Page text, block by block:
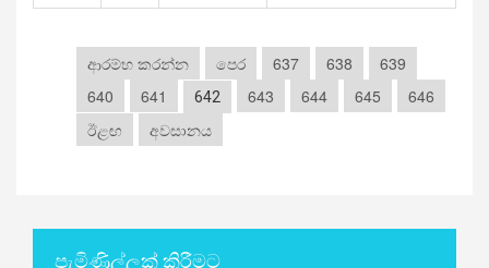
ආරම්භ කරන්න පෙර 637 638
639
640
641 642 643 644 645
646
ඊළඟ
අවසානය
පැමිණිල්ලක් කිරීමට